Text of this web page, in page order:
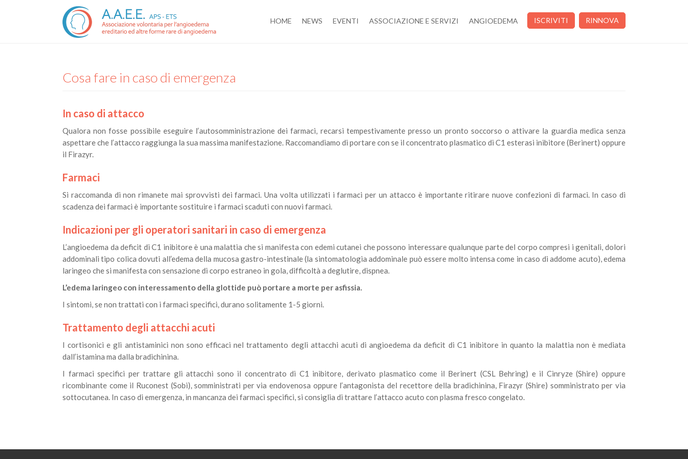
HOME NEWS EVENTI ASSOCIAZIONE E SERVIZI ANGIOEDEMA ISCRIVITI RINNOVA
Cosa fare in caso di emergenza
In caso di attacco
Qualora non fosse possibile eseguire l’autosomministrazione dei farmaci, recarsi tempestivamente presso un pronto soccorso o attivare la guardia medica senza
aspettare che l’attacco raggiunga la sua massima manifestazione. Raccomandiamo di portare con se il concentrato plasmatico di C1 esterasi inibitore (Berinert) oppure
il Firazyr.
Farmaci
Si raccomanda di non rimanete mai sprovvisti dei farmaci. Una volta utilizzati i farmaci per un attacco è importante ritirare nuove confezioni di farmaci. In caso di
scadenza dei farmaci è importante sostituire i farmaci scaduti con nuovi farmaci.
Indicazioni per gli operatori sanitari in caso di emergenza
L’angioedema da deficit di C1 inibitore è una malattia che si manifesta con edemi cutanei che possono interessare qualunque parte del corpo compresi i genitali, dolori
addominali tipo colica dovuti all’edema della mucosa gastro-intestinale (la sintomatologia addominale può essere molto intensa come in caso di addome acuto), edema
laringeo che si manifesta con sensazione di corpo estraneo in gola, difficoltà a deglutire, dispnea.
L’edema laringeo con interessamento della glottide può portare a morte per asfissia.
I sintomi, se non trattati con i farmaci specifici, durano solitamente 1-5 giorni.
Trattamento degli attacchi acuti
I cortisonici e gli antistaminici non sono efficaci nel trattamento degli attacchi acuti di angioedema da deficit di C1 inibitore in quanto la malattia non è mediata
dall’istamina ma dalla bradichinina.
I farmaci specifici per trattare gli attacchi sono il concentrato di C1 inibitore, derivato plasmatico come il Berinert (CSL Behring) e il Cinryze (Shire) oppure
ricombinante come il Ruconest (Sobi), somministrati per via endovenosa oppure l’antagonista del recettore della bradichinina, Firazyr (Shire) somministrato per via
sottocutanea. In caso di emergenza, in mancanza dei farmaci specifici, si consiglia di trattare l’attacco acuto con plasma fresco congelato.